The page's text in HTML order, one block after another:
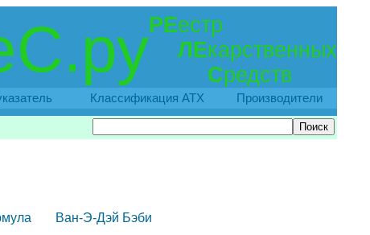
РЕестр
ЛЕкарственных
Средств
Классификация АТХ Производители
Ван-Э-Дэй Бэби